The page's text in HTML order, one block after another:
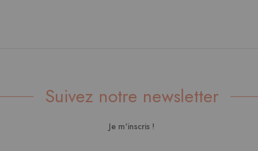
Suivez notre newsletter
Je m'inscris !